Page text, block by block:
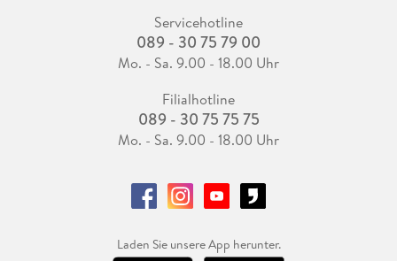
Servicehotline
089 - 30 75 79 00
Mo. - Sa. 9.00 - 18.00 Uhr
Filialhotline
089 - 30 75 75 75
Mo. - Sa. 9.00 - 18.00 Uhr
Laden Sie unsere App herunter.